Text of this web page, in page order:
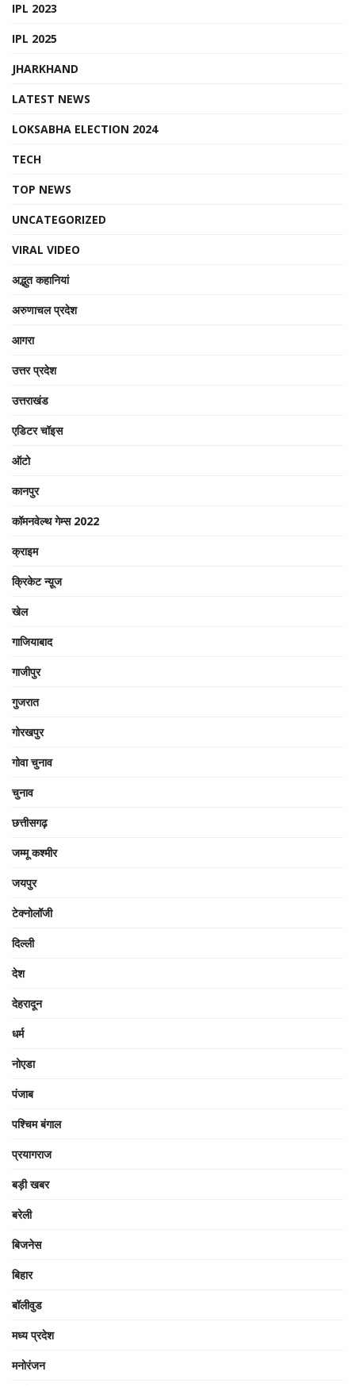
IPL 2023
IPL 2025
JHARKHAND
LATEST NEWS
LOKSABHA ELECTION 2024
TECH
TOP NEWS
UNCATEGORIZED
VIRAL VIDEO
अद्भुत कहानियां
अरुणाचल प्रदेश
आगरा
उत्तर प्रदेश
उत्तराखंड
एडिटर चॉइस
ऑटो
कानपुर
कॉमनवेल्थ गेम्स 2022
क्राइम
क्रिकेट न्यू़ज
खेल
गाजियाबाद
गाजीपुर
गुजरात
गोरखपुर
गोवा चुनाव
चुनाव
छत्तीसगढ़
जम्मू कश्मीर
जयपुर
टेक्नोलॉजी
दिल्ली
देश
देहरादून
धर्म
नोएडा
पंजाब
पश्चिम बंगाल
प्रयागराज
बड़ी खबर
बरेली
बिजनेस
बिहार
बॉलीवुड
मध्य प्रदेश
मनोरंजन